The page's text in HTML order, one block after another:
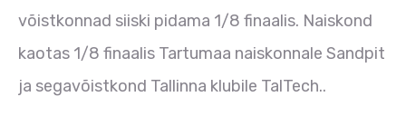
võistkonnad siiski pidama 1/8 finaalis. Naiskond
kaotas 1/8 finaalis Tartumaa naiskonnale Sandpit
ja segavõistkond Tallinna klubile TalTech..